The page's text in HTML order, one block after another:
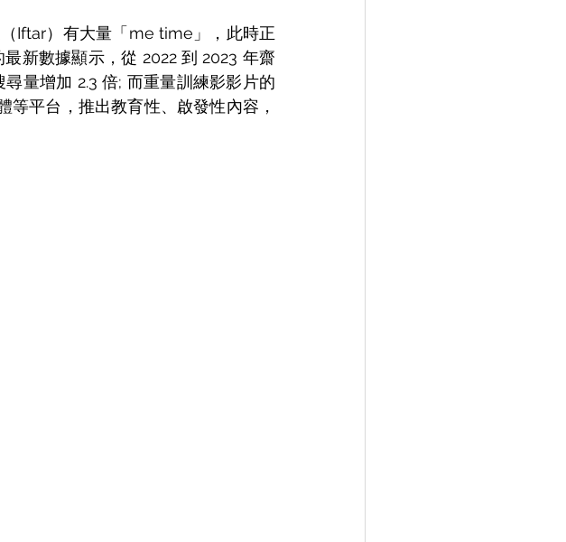
Iftar）有大量「me time」，此時正
新數據顯示，從 2022 到 2023 年齋
量增加 2.3 倍; 而重量訓練影影片的
等平台，推出教育性、啟發性內容，